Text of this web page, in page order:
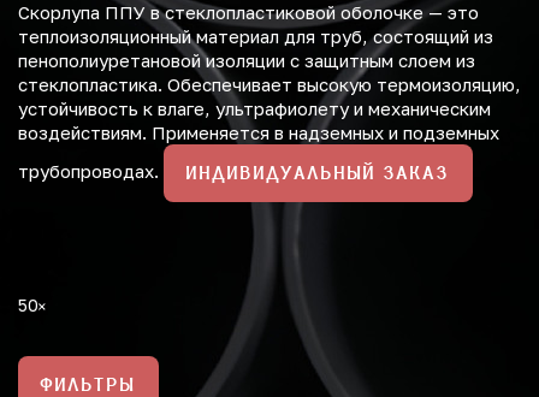
Скорлупа ППУ в стеклопластиковой оболочке — это
теплоизоляционный материал для труб, состоящий из
пенополиуретановой изоляции с защитным слоем из
стеклопластика. Обеспечивает высокую термоизоляцию,
устойчивость к влаге, ультрафиолету и механическим
воздействиям. Применяется в надземных и подземных
трубопроводах.
ИНДИВИДУАЛЬНЫЙ ЗАКАЗ
50
ФИЛЬТРЫ